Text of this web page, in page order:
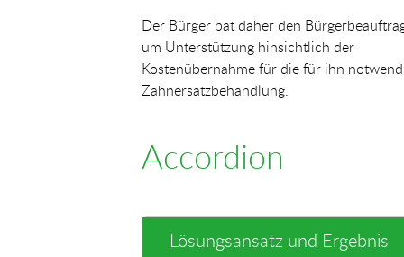
Der Bürger bat daher den
um Unterstützung hinsichtlich der
Kostenübernahme für die für ihn
Zahnersatzbehandlung.
Accordion
Lösungsansatz und Ergebnis